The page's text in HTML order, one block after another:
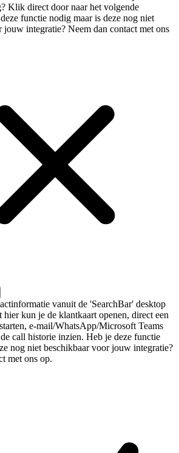
Klik direct door naar het volgende
functie nodig maar is deze nog niet
jouw integratie? Neem dan contact met ons
vanuit de 'SearchBar' desktop
kun je de klantkaart openen, direct een
e-mail/WhatsApp/Microsoft Teams
call historie inzien. Heb je deze functie
nog niet beschikbaar voor jouw integratie?
met ons op.